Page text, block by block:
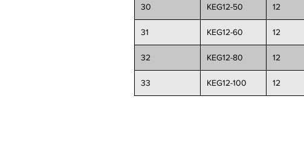
30 KEG12-50 12
31 KEG12-60 12
32 KEG12-80 12
33 KEG12-100 12